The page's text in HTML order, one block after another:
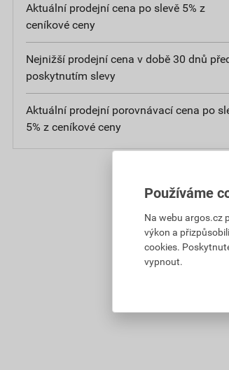
Aktuální prodejní cena po slevě 5% z
ceníkové ceny
Nejnižší prodejní cena v době 30 dnů
poskytnutím slevy
Aktuální prodejní porovnávací cena po
5% z ceníkové ceny
Používáme
Na webu argos.cz
výkon a
cookies.
vypnout.